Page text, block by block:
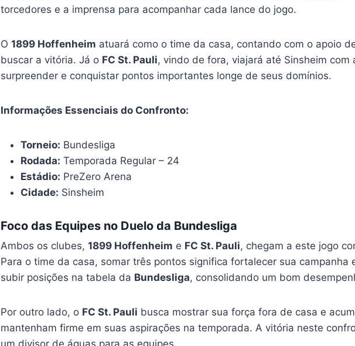
torcedores e a imprensa para acompanhar cada lance do jogo.
O 1899 Hoffenheim atuará como o time da casa, contando com o apoio
buscar a vitória. Já o FC St. Pauli, vindo de fora, viajará até Sinsheim com
surpreender e conquistar pontos importantes longe de seus domínios.
Informações Essenciais do Confronto:
Torneio: Bundesliga
Rodada: Temporada Regular – 24
Estádio: PreZero Arena
Cidade: Sinsheim
Foco das Equipes no Duelo da Bundesliga
Ambos os clubes, 1899 Hoffenheim e FC St. Pauli, chegam a este jogo
Para o time da casa, somar três pontos significa fortalecer sua campanha
subir posições na tabela da Bundesliga, consolidando um bom
Por outro lado, o FC St. Pauli busca mostrar sua força fora de casa e
mantenham firme em suas aspirações na temporada. A vitória neste
um divisor de águas para as equipes.